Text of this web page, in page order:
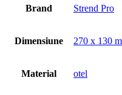
Brand Strend Pro
Dimensiune 270 x 130
Material otel